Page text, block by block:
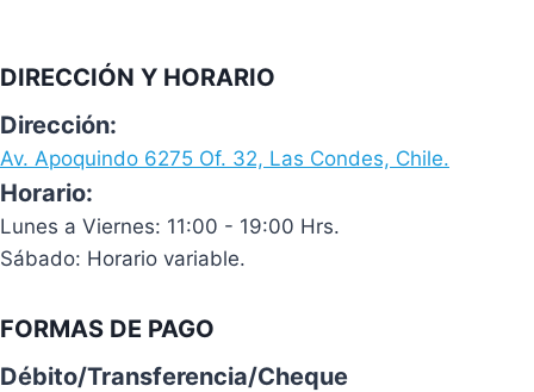
DIRECCIÓN Y HORARIO
Dirección:
Av. Apoquindo 6275 Of. 32, Las Condes, Chile.
Horario:
Lunes a Viernes: 11:00 - 19:00 Hrs.
Sábado: Horario variable.
FORMAS DE PAGO
Débito/Transferencia/Cheque